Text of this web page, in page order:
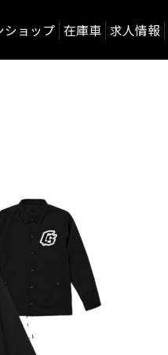
ショップ 在庫車 求人情報